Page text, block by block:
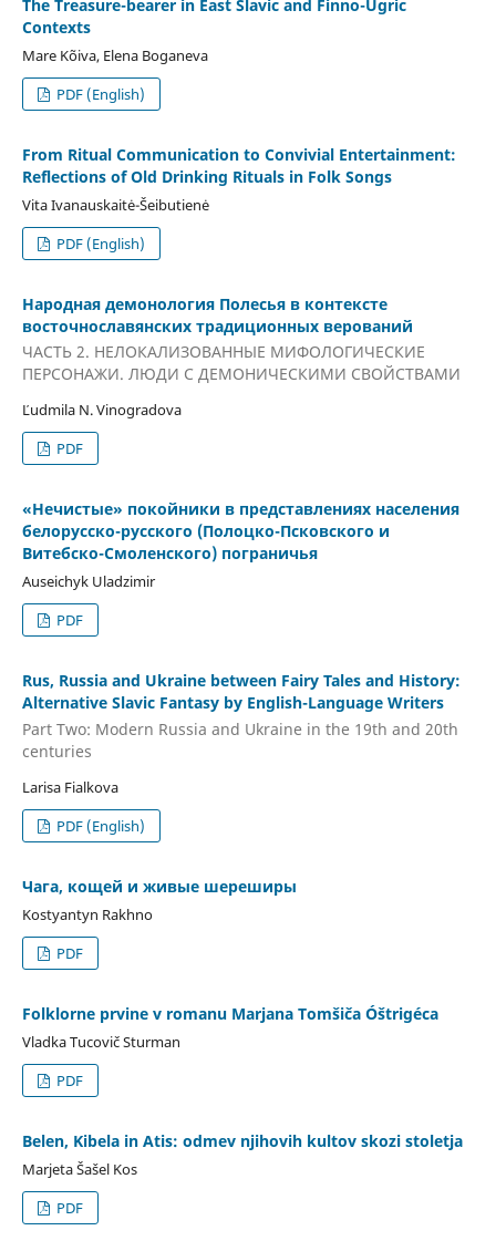
The Treasure-bearer in East Slavic and Finno-Ugric
Contexts
Mare Kõiva, Elena Boganeva
PDF (English)
From Ritual Communication to Convivial Entertainment:
Reflections of Old Drinking Rituals in Folk Songs
Vita Ivanauskaitė-Šeibutienė
PDF (English)
Народная демонология Полесья в контексте
восточнославянских традиционных верований
ЧАСТЬ 2. НЕЛОКАЛИЗОВАННЫЕ МИФОЛОГИЧЕСКИЕ
ПЕРСОНАЖИ. ЛЮДИ С ДЕМОНИЧЕСКИМИ СВОЙСТВАМИ
Ľudmila N. Vinogradova
PDF
«Нечистые» покойники в представлениях населения
белорусско-русского (Полоцко-Псковского и
Витебско-Смоленского) пограничья
Auseichyk Uladzimir
PDF
Rus, Russia and Ukraine between Fairy Tales and History:
Alternative Slavic Fantasy by English-Language Writers
Part Two: Modern Russia and Ukraine in the 19th and 20th
centuries
Larisa Fialkova
PDF (English)
Чага, кощей и живые шереширы
Kostyantyn Rakhno
PDF
Folklorne prvine v romanu Marjana Tomšiča Óštrigéca
Vladka Tucovič Sturman
PDF
Belen, Kibela in Atis: odmev njihovih kultov skozi stoletja
Marjeta Šašel Kos
PDF